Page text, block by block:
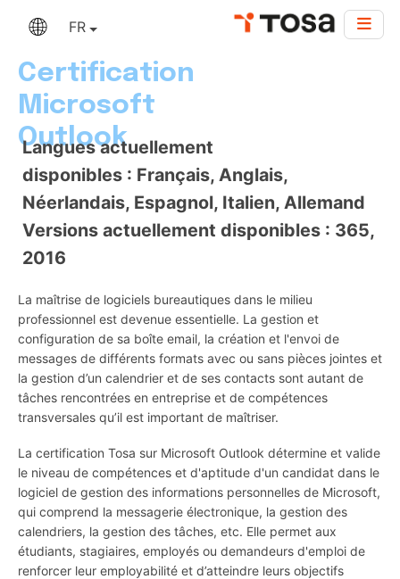
FR
Certification
Microsoft
Outlook
Langues actuellement
disponibles : Français, Anglais,
Néerlandais, Espagnol, Italien, Allemand
Versions actuellement disponibles : 365,
2016
La maîtrise de logiciels bureautiques dans le milieu
professionnel est devenue essentielle. La gestion et
configuration de sa boîte email, la création et l'envoi de
messages de différents formats avec ou sans pièces jointes et
la gestion d’un calendrier et de ses contacts sont autant de
tâches rencontrées en entreprise et de compétences
transversales qu’il est important de maîtriser.
La certification Tosa sur Microsoft Outlook détermine et valide
le niveau de compétences et d'aptitude d'un candidat dans le
logiciel de gestion des informations personnelles de Microsoft,
qui comprend la messagerie électronique, la gestion des
calendriers, la gestion des tâches, etc. Elle permet aux
étudiants, stagiaires, employés ou demandeurs d'emploi de
renforcer leur employabilité et d’atteindre leurs objectifs